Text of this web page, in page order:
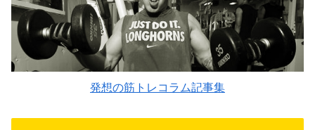
発想の筋トレコラム記事集